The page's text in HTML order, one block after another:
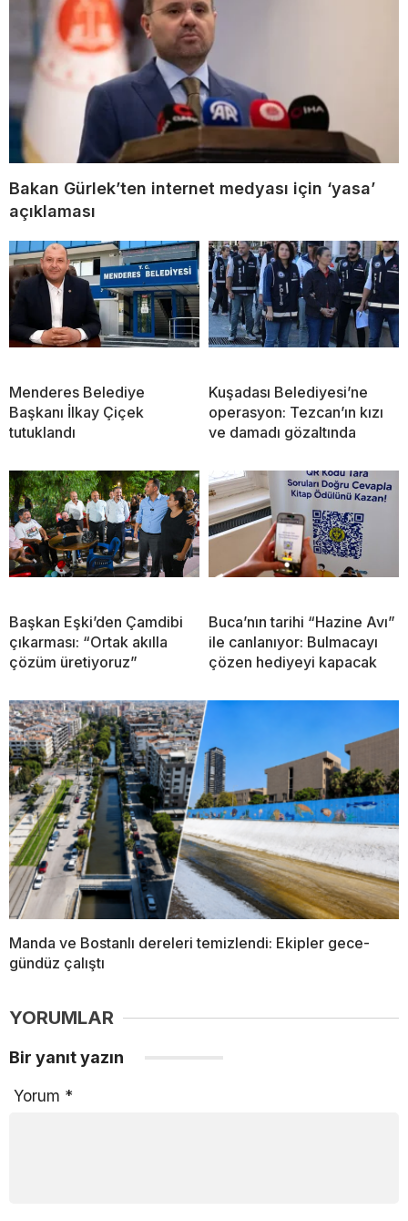
Bakan Gürlek’ten internet medyası için ‘yasa’
açıklaması
Menderes Belediye
Başkanı İlkay Çiçek
tutuklandı
Kuşadası Belediyesi’ne
operasyon: Tezcan’ın kızı
ve damadı gözaltında
Başkan Eşki’den Çamdibi
çıkarması: “Ortak akılla
çözüm üretiyoruz”
Buca’nın tarihi “Hazine Avı”
ile canlanıyor: Bulmacayı
çözen hediyeyi kapacak
Manda ve Bostanlı dereleri temizlendi: Ekipler gece-
gündüz çalıştı
YORUMLAR
Bir yanıt yazın
Yorum *